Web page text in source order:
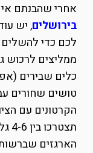
אחרי שהבנתם
בירושלים, יש
לכם כדי
ממליצים לרכוש
כלים שבירים
טושים שחורים
הקרטונים עם
הארגזים